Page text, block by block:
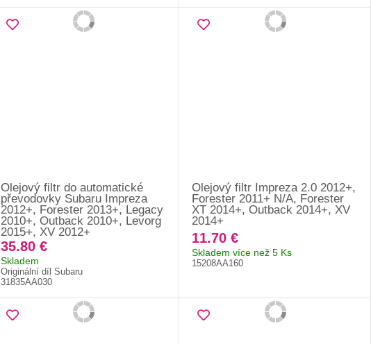
Olejový filtr do automatické
převodovky Subaru Impreza
2012+, Forester 2013+, Legacy
2010+, Outback 2010+, Levorg
2015+, XV 2012+
35.80 €
Skladem
Originální díl Subaru
31835AA030
Olejový filtr Impreza 2.0 2012+,
Forester 2011+ N/A, Forester
XT 2014+, Outback 2014+, XV
2014+
11.70 €
Skladem více než 5 Ks
15208AA160